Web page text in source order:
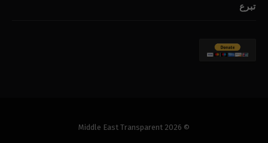
تبرع
© 2026 Middle East Transparent